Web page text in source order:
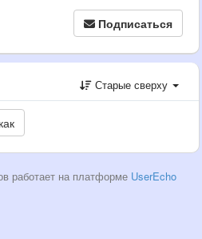
Подписаться
Старые сверху
работает на платформе UserEcho